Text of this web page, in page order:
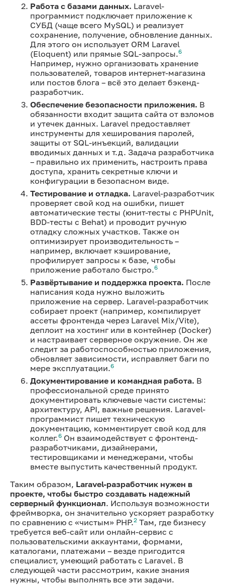
Работа с базами данных. Laravel-
программист подключает приложение к
СУБД (чаще всего MySQL) и реализует
сохранение, получение, обновление данных.
Для этого он использует ORM Laravel
(Eloquent) или прямые SQL-запросы.6
Например, нужно организовать хранение
пользователей, товаров интернет-магазина
или постов блога – всё это делает бэкенд-
разработчик.
Обеспечение безопасности приложения. В
обязанности входит защита сайта от взломов
и утечек данных. Laravel предоставляет
инструменты для хеширования паролей,
защиты от SQL-инъекций, валидации
вводимых данных и т.д. Задача разработчика
– правильно их применить, настроить права
доступа, хранить секретные ключи и
конфигурации в безопасном виде.
Тестирование и отладка. Laravel-разработчик
проверяет свой код на ошибки, пишет
автоматические тесты (юнит-тесты с PHPUnit,
BDD-тесты с Behat) и проводит ручную
отладку сложных участков. Также он
оптимизирует производительность –
например, включает кэширование,
профилирует запросы к базе, чтобы
приложение работало быстро.6
Развёртывание и поддержка проекта. После
написания кода нужно выложить
приложение на сервер. Laravel-разработчик
собирает проект (например, компилирует
ассеты фронтенда через Laravel Mix/Vite),
деплоит на хостинг или в контейнер (Docker)
и настраивает серверное окружение. Он же
следит за работоспособностью приложения,
обновляет зависимости, исправляет баги по
мере эксплуатации.6
Документирование и командная работа. В
профессиональной среде принято
документировать ключевые части системы:
архитектуру, API, важные решения. Laravel-
программист пишет техническую
документацию, комментирует свой код для
коллег.6 Он взаимодействует с фронтенд-
разработчиками, дизайнерами,
тестировщиками и менеджерами, чтобы
вместе выпустить качественный продукт.
Таким образом, Laravel-разработчик нужен в
проекте, чтобы быстро создавать надежный
серверный функционал. Используя возможности
фреймворка, он значительно ускоряет разработку
по сравнению с «чистым» PHP.2 Там, где бизнесу
требуется веб-сайт или онлайн-сервис с
пользовательскими аккаунтами, формами,
каталогами, платежами – везде пригодится
специалист, умеющий работать с Laravel. В
следующей части рассмотрим, какие знания
нужны, чтобы выполнять все эти задачи.